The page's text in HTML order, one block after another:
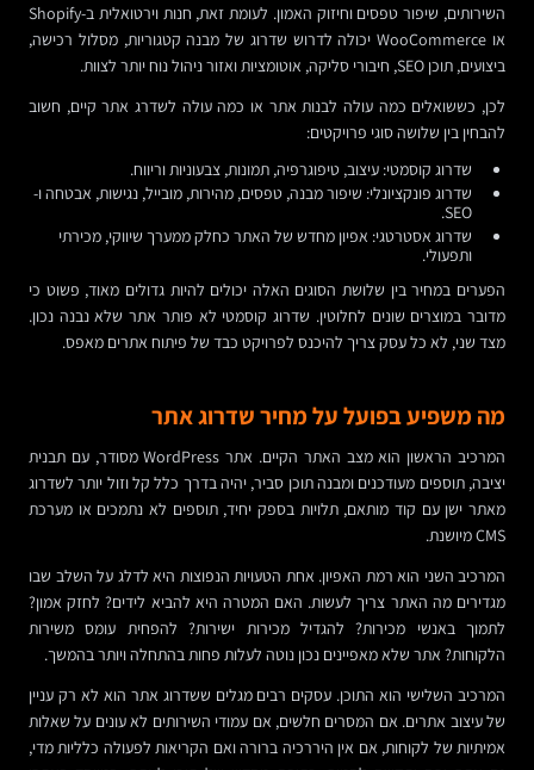
השירותים, שיפור טפסים וחיזוק האמון. לעומת זאת, חנות וירטואלית ב-Shopify
או WooCommerce יכולה לדרוש שדרוג של מבנה קטגוריות, מסלול רכישה,
ביצועים, תוכן SEO, חיבורי סליקה, אוטומציות ואזור ניהול נוח יותר לצוות.
לכן, כששואלים כמה עולה לבנות אתר או כמה עולה לשדרג אתר קיים, חשוב
להבחין בין שלושה סוגי פרויקטים:
שדרוג קוסמטי: עיצוב, טיפוגרפיה, תמונות, צבעוניות וריווח.
שדרוג פונקציונלי: שיפור מבנה, טפסים, מהירות, מובייל, נגישות, אבטחה ו-
SEO.
שדרוג אסטרטגי: אפיון מחדש של האתר כחלק ממערך שיווקי, מכירתי
ותפעולי.
הפערים במחיר בין שלושת הסוגים האלה יכולים להיות גדולים מאוד, פשוט כי
מדובר במוצרים שונים לחלוטין. שדרוג קוסמטי לא פותר אתר שלא נבנה נכון.
מצד שני, לא כל עסק צריך להיכנס לפרויקט כבד של פיתוח אתרים מאפס.
מה משפיע בפועל על מחיר שדרוג אתר
המרכיב הראשון הוא מצב האתר הקיים. אתר WordPress מסודר, עם תבנית
יציבה, תוספים מעודכנים ומבנה תוכן סביר, יהיה בדרך כלל קל וזול יותר לשדרוג
מאתר ישן עם קוד מותאם, תלויות בספק יחיד, תוספים לא נתמכים או מערכת
CMS מיושנת.
המרכיב השני הוא רמת האפיון. אחת הטעויות הנפוצות היא לדלג על השלב שבו
מגדירים מה האתר צריך לעשות. האם המטרה היא להביא לידים? לחזק אמון?
לתמוך באנשי מכירות? להגדיל מכירות ישירות? להפחית עומס משירות
הלקוחות? אתר שלא מאפיינים נכון נוטה לעלות פחות בהתחלה ויותר בהמשך.
המרכיב השלישי הוא התוכן. עסקים רבים מגלים ששדרוג אתר הוא לא רק עניין
של עיצוב אתרים. אם המסרים חלשים, אם עמודי השירותים לא עונים על שאלות
אמיתיות של לקוחות, אם אין היררכיה ברורה ואם הקריאות לפעולה כלליות מדי,